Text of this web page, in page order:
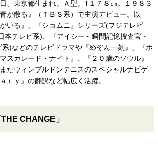
金との付き合い方
、東京都生まれ。Ａ型。T１７８㎝。１９８３
が散る』（ＴＢＳ系）で主演デビュー。以
いる』、『ショムニ』シリーズ(フジテレビ
本テレビ系)、『アイシー～瞬間記憶捜査官・
)などのテレビドラマや『めぞん一刻』、『ホ
スカレード・ナイト』、『２０歳のソウル』
たウィンブルドンテニスのスペシャルナビゲ
ｒｙ』の翻訳など幅広く活躍。
CHANGE」